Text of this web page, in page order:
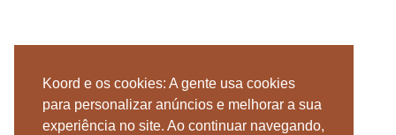
Koord e os cookies: A gente usa cookies
para personalizar anúncios e melhorar a sua
experiência no site. Ao continuar navegando,